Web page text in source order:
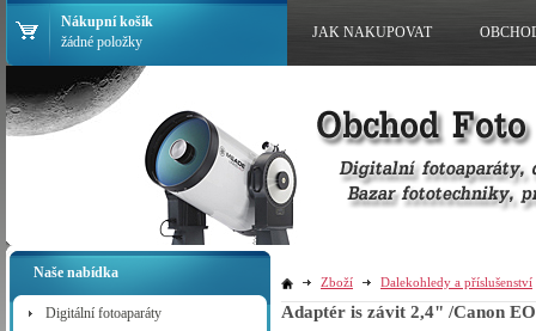
Naše nabídka
Digitální fotoaparáty
Zboží Dalekohledy a příslušenství
Adaptér is závit 2,4" /Canon
Nákupní košík
žádné položky
JAK NAKUPOVAT